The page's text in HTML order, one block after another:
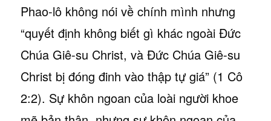
Phao-lô không nói về chính mình nhưng
“quyết định không biết gì khác ngoài Đức
Chúa Giê-su Christ, và Đức Chúa Giê-su
Christ bị đóng đinh vào thập tự giá” (1 Cô
2:2). Sự khôn ngoan của loài người khoe